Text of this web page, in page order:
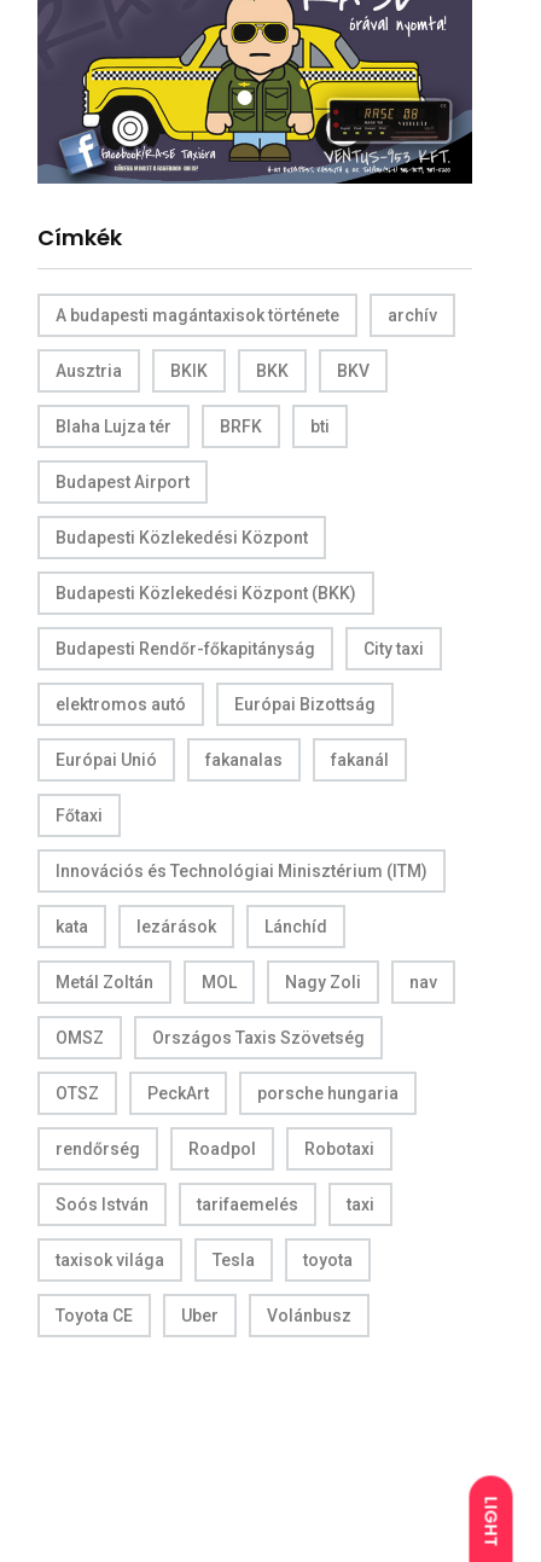
LIGHT
Címkék
A budapesti magántaxisok története archív
Ausztria BKIK BKK BKV
Blaha Lujza tér BRFK bti
Budapest Airport
Budapesti Közlekedési Központ
Budapesti Közlekedési Központ (BKK)
Budapesti Rendőr-főkapitányság City taxi
elektromos autó Európai Bizottság
Európai Unió fakanalas fakanál
Főtaxi
Innovációs és Technológiai Minisztérium (ITM)
kata lezárások Lánchíd
Metál Zoltán MOL Nagy Zoli nav
OMSZ Országos Taxis Szövetség
OTSZ PeckArt porsche hungaria
rendőrség Roadpol Robotaxi
Soós István tarifaemelés taxi
taxisok világa Tesla toyota
Toyota CE Uber Volánbusz